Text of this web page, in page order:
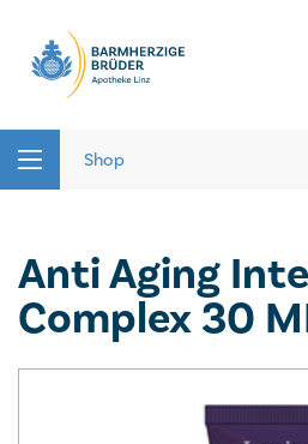
Passwort vergessen
registrieren
Shop
Anti Aging
Complex 30